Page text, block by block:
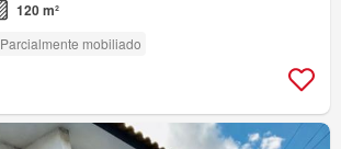
120 m²
Parcialmente mobiliado